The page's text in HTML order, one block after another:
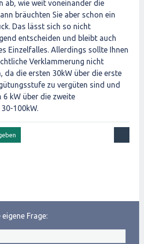
ab, wie weit voneinander die
bräuchten Sie aber schon ein
Das lässt sich so nicht
entscheiden und bleibt auch
Einzelfalles. Allerdings sollte Ihnen
Verklammerung nicht
da die ersten 30kW über die erste
zu vergüten sind und
6 kW über die zweite
100kW.
Frage: